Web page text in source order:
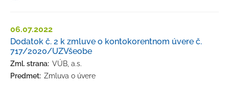
06.07.2022
Dodatok č. 2 k zmluve o kontokorentnom úvere č.
717/2020/UZVšeobe
Zml. strana: VÚB, a.s.
Predmet: Zmluva o úvere